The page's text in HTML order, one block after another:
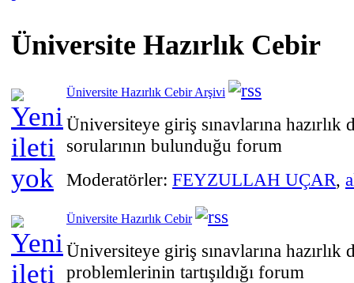
Üniversite Hazırlık Cebir
Üniversite Hazırlık Cebir Arşivi
Üniversiteye giriş sınavlarına
sorularının bulunduğu forum
Moderatörler: FEYZULLAH UÇAR,
Üniversite Hazırlık Cebir
Üniversiteye giriş sınavlarına hazırlık
problemlerinin tartışıldığı forum